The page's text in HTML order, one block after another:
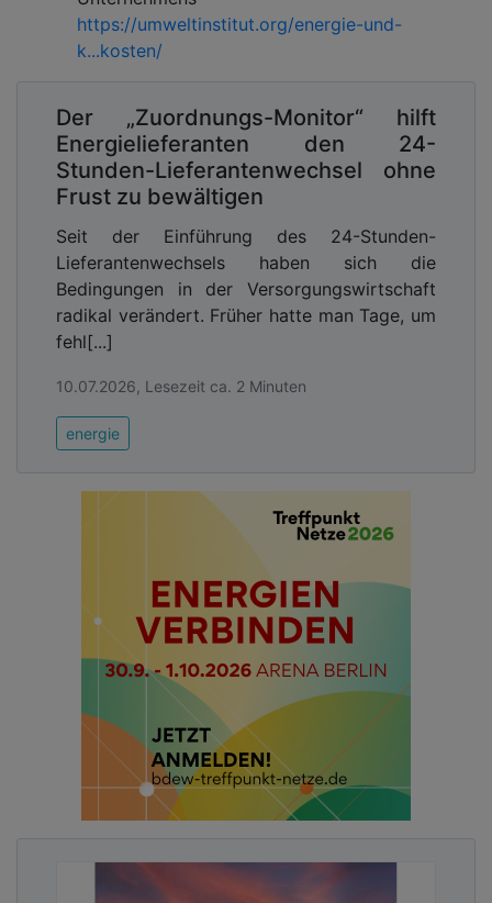
https://umweltinstitut.org/energie-und-
k...kosten/
Der „Zuordnungs-Monitor“ hilft
Energielieferanten den 24-
Stunden-Lieferantenwechsel ohne
Frust zu bewältigen
Seit der Einführung des 24-Stunden-
Lieferantenwechsels haben sich die
Bedingungen in der Versorgungswirtschaft
radikal verändert. Früher hatte man Tage, um
fehl[...]
10.07.2026, Lesezeit ca. 2 Minuten
energie